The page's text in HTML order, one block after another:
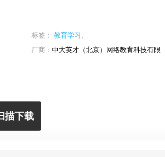
标签：
教育学习、
厂商： 中大英才（北京）网络教育科技有限
描下载